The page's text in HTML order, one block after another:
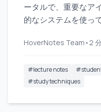
ータルで、重要なア
的なシステムを使っ
HoverNotes Team • 2
#lecture notes #
#study techniques